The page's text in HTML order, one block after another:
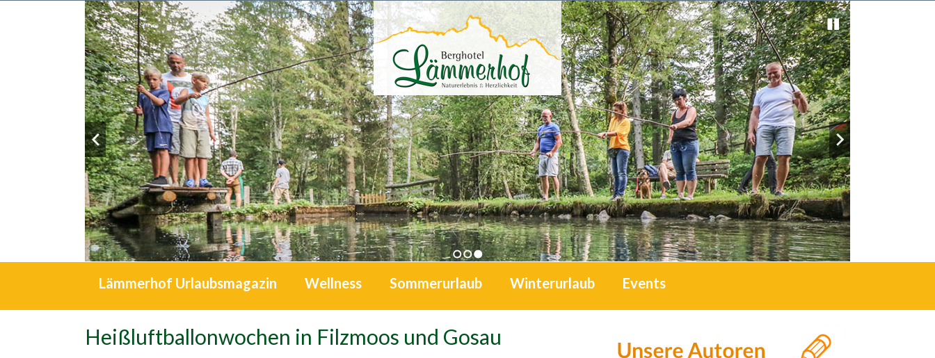
1 2 3
Lämmerhof Urlaubsmagazin Wellness Sommerurlaub Winterurlaub Events
Heißluftballonwochen in Filzmoos und Gosau